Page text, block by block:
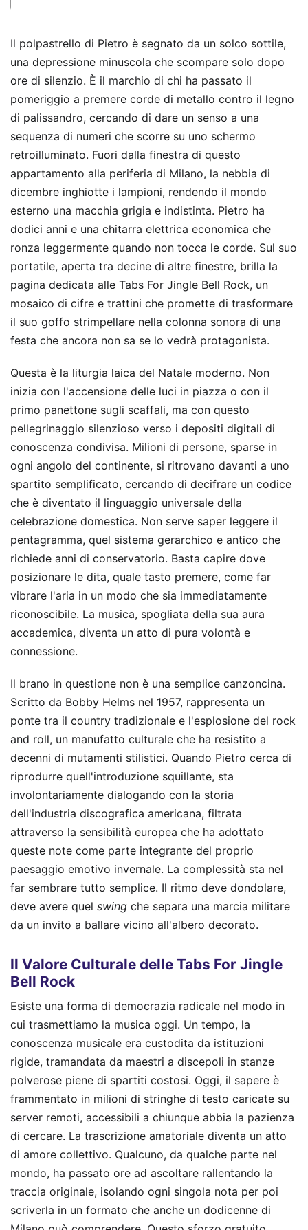
Il polpastrello di Pietro è segnato da un solco sottile,
una depressione minuscola che scompare solo dopo
ore di silenzio. È il marchio di chi ha passato il
pomeriggio a premere corde di metallo contro il legno
di palissandro, cercando di dare un senso a una
sequenza di numeri che scorre su uno schermo
retroilluminato. Fuori dalla finestra di questo
appartamento alla periferia di Milano, la nebbia di
dicembre inghiotte i lampioni, rendendo il mondo
esterno una macchia grigia e indistinta. Pietro ha
dodici anni e una chitarra elettrica economica che
ronza leggermente quando non tocca le corde. Sul suo
portatile, aperta tra decine di altre finestre, brilla la
pagina dedicata alle Tabs For Jingle Bell Rock, un
mosaico di cifre e trattini che promette di trasformare
il suo goffo strimpellare nella colonna sonora di una
festa che ancora non sa se lo vedrà protagonista.
Questa è la liturgia laica del Natale moderno. Non
inizia con l'accensione delle luci in piazza o con il
primo panettone sugli scaffali, ma con questo
pellegrinaggio silenzioso verso i depositi digitali di
conoscenza condivisa. Milioni di persone, sparse in
ogni angolo del continente, si ritrovano davanti a uno
spartito semplificato, cercando di decifrare un codice
che è diventato il linguaggio universale della
celebrazione domestica. Non serve saper leggere il
pentagramma, quel sistema gerarchico e antico che
richiede anni di conservatorio. Basta capire dove
posizionare le dita, quale tasto premere, come far
vibrare l'aria in un modo che sia immediatamente
riconoscibile. La musica, spogliata della sua aura
accademica, diventa un atto di pura volontà e
connessione.
Il brano in questione non è una semplice canzoncina.
Scritto da Bobby Helms nel 1957, rappresenta un
ponte tra il country tradizionale e l'esplosione del rock
and roll, un manufatto culturale che ha resistito a
decenni di mutamenti stilistici. Quando Pietro cerca di
riprodurre quell'introduzione squillante, sta
involontariamente dialogando con la storia
dell'industria discografica americana, filtrata
attraverso la sensibilità europea che ha adottato
queste note come parte integrante del proprio
paesaggio emotivo invernale. La complessità sta nel
far sembrare tutto semplice. Il ritmo deve dondolare,
deve avere quel swing che separa una marcia militare
da un invito a ballare vicino all'albero decorato.
Il Valore Culturale delle Tabs For Jingle
Bell Rock
Esiste una forma di democrazia radicale nel modo in
cui trasmettiamo la musica oggi. Un tempo, la
conoscenza musicale era custodita da istituzioni
rigide, tramandata da maestri a discepoli in stanze
polverose piene di spartiti costosi. Oggi, il sapere è
frammentato in milioni di stringhe di testo caricate su
server remoti, accessibili a chiunque abbia la pazienza
di cercare. La trascrizione amatoriale diventa un atto
di amore collettivo. Qualcuno, da qualche parte nel
mondo, ha passato ore ad ascoltare rallentando la
traccia originale, isolando ogni singola nota per poi
scriverla in un formato che anche un dodicenne di